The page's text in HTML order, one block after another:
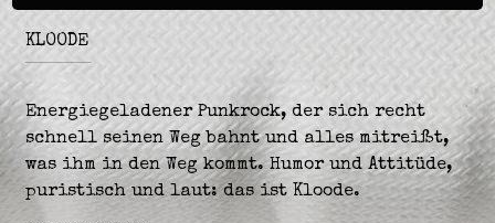
KLOODE
Energiegeladener Punkrock, der sich recht
schnell seinen Weg bahnt und alles mitreißt,
was ihm in den Weg kommt. Humor und Attitüde,
puristisch und laut: das ist Kloode.